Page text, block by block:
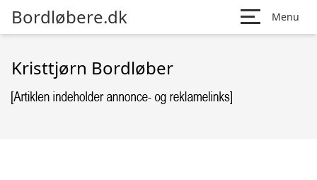
Bordløbere.dk Menu
Kristtjørn Bordløber